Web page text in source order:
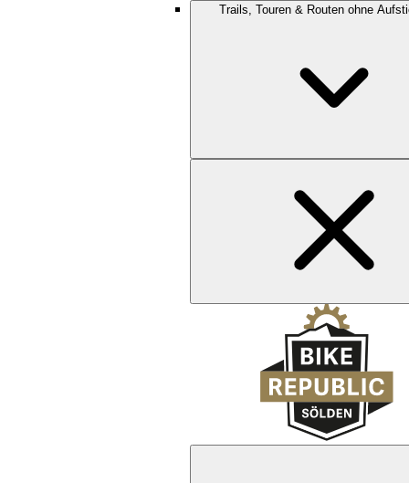
Trails, Touren & Routen ohne